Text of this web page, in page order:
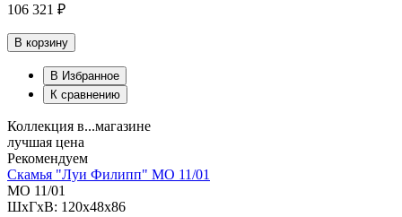
106 321 ₽
В корзину
В Избранное
К сравнению
Коллекция в...магазине
лучшая цена
Рекомендуем
Скамья "Луи Филипп" МО 11/01
МО 11/01
ШхГхВ: 120х48х86